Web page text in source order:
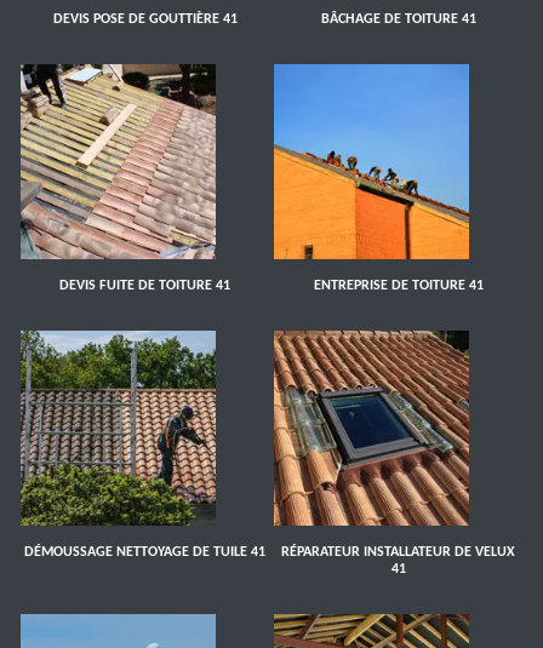
DEVIS POSE DE GOUTTIÈRE 41 BÂCHAGE DE TOITURE 41
DEVIS FUITE DE TOITURE 41 ENTREPRISE DE TOITURE 41
DÉMOUSSAGE NETTOYAGE DE TUILE 41
RÉPARATEUR INSTALLATEUR DE VELUX
41